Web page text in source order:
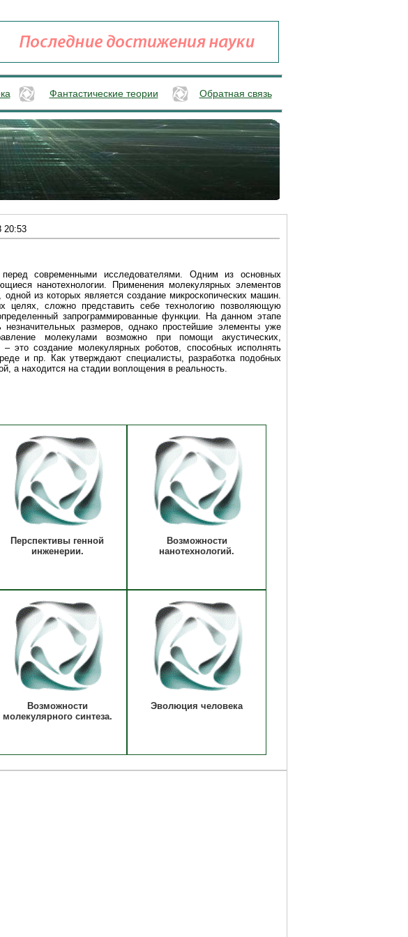
Фантастические теории Обратная связь
20:53
современными исследователями. Одним из основных
нанотехнологии. Применения молекулярных элементов
из которых является создание микроскопических машин.
целях, сложно представить себе технологию позволяющую
запрограммированные функции. На данном этапе
размеров, однако простейшие элементы уже
молекулами возможно при помощи акустических,
это создание молекулярных роботов, способных исполнять
и пр. Как утверждают специалисты, разработка подобных
а находится на стадии воплощения в реальность.
Перспективы генной
инженерии.
Возможности
нанотехнологий.
Возможности
молекулярного синтеза.
Эволюция человека